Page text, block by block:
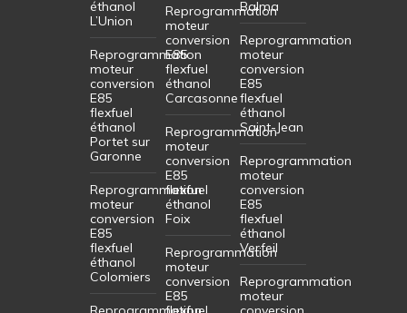
éthanol
L’Union
Reprogrammation
moteur
conversion
E85
flexfuel
éthanol
Portet sur
Garonne
Reprogrammation
moteur
conversion
E85
flexfuel
éthanol
Colomiers
Reprogrammation
moteur
conversion
E85
flexfuel
éthanol
Carcasonne
Reprogrammation
moteur
conversion
E85
flexfuel
éthanol
Foix
Reprogrammation
moteur
conversion
E85
Balma
Reprogrammation
moteur
conversion
E85
flexfuel
éthanol
Saint-Jean
Reprogrammation
moteur
conversion
E85
flexfuel
éthanol
Verfeil
Reprogrammation
moteur